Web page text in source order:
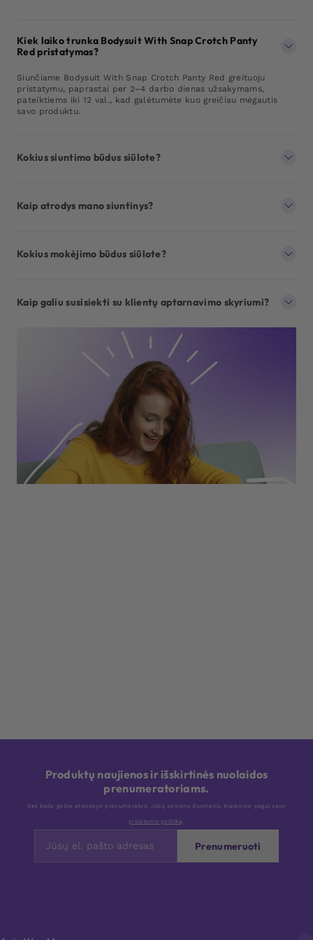
Kiek laiko trunka Bodysuit With Snap Crotch Panty
Red pristatymas?
Siunčiame Bodysuit With Snap Crotch Panty Red greituoju
pristatymu, paprastai per 2–4 darbo dienas užsakymams,
pateiktiems iki 12 val., kad galėtumėte kuo greičiau mėgautis
savo produktu.
Kokius siuntimo būdus siūlote?
Kaip atrodys mano siuntinys?
Kokius mokėjimo būdus siūlote?
Kaip galiu susisiekti su klientų aptarnavimo skyriumi?
Produktų naujienos ir išskirtinės nuolaidos
prenumeratoriams.
Bet kada galite atsisakyti prenumeratos. Jūsų asmens duomenis tvarkome pagal savo
privatumo politiką .
Prenumeruoti